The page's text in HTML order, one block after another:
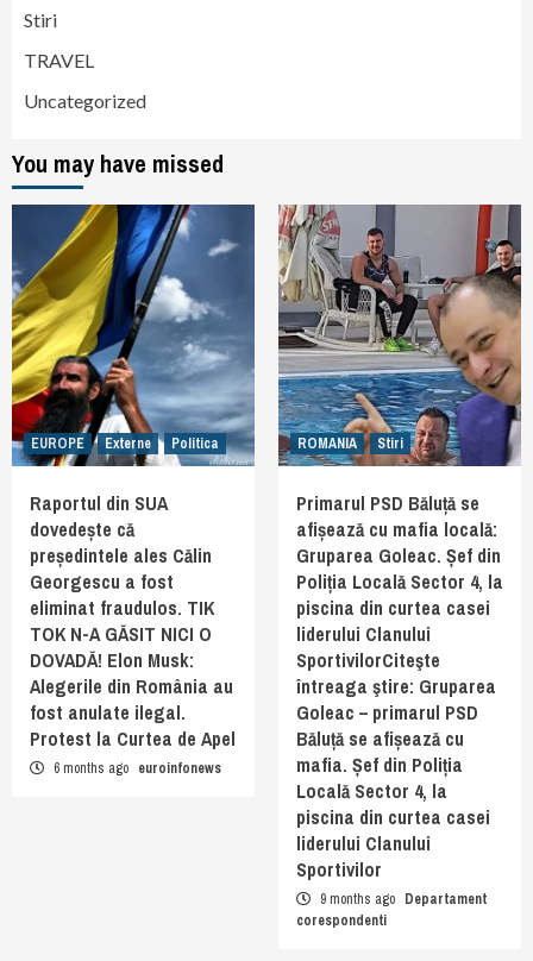
Stiri
TRAVEL
Uncategorized
You may have missed
EUROPE Externe Politica
Raportul din SUA
dovedește că
președintele ales Călin
Georgescu a fost
eliminat fraudulos. TIK
TOK N-A GĂSIT NICI O
DOVADĂ! Elon Musk:
Alegerile din România au
fost anulate ilegal.
Protest la Curtea de Apel
6 months ago euroinfonews
ROMANIA Stiri
Primarul PSD Băluță se
afișează cu mafia locală:
Gruparea Goleac. Șef din
Poliția Locală Sector 4, la
piscina din curtea casei
liderului Clanului
SportivilorCiteşte
întreaga ştire: Gruparea
Goleac – primarul PSD
Băluță se afișează cu
mafia. Șef din Poliția
Locală Sector 4, la
piscina din curtea casei
liderului Clanului
Sportivilor
9 months ago Departament
corespondenti